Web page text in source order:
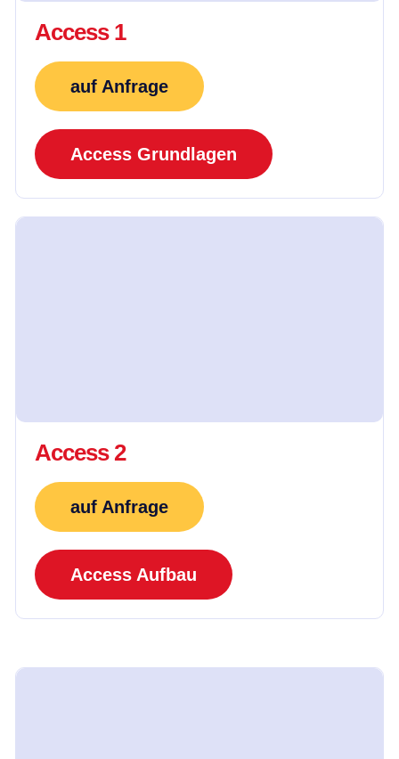
Access 1
auf Anfrage
Access Grundlagen
Access 2
auf Anfrage
Access Aufbau